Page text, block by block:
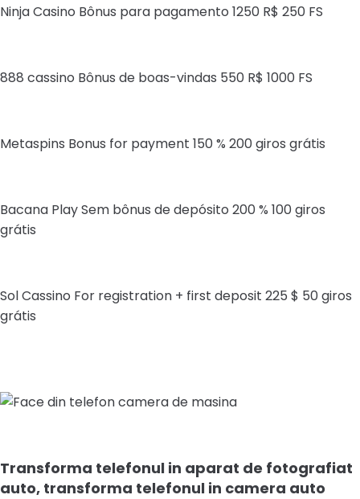
Ninja Casino Bônus para pagamento 1250 R$ 250 FS
888 cassino Bônus de boas-vindas 550 R$ 1000 FS
Metaspins Bonus for payment 150 % 200 giros grátis
Bacana Play Sem bônus de depósito 200 % 100 giros
grátis
Sol Cassino For registration + first deposit 225 $ 50 giros
grátis
Transforma telefonul in aparat de fotografiat
auto, transforma telefonul in camera auto